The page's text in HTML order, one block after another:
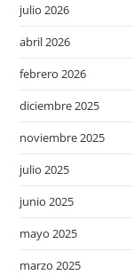
julio 2026
abril 2026
febrero 2026
diciembre 2025
noviembre 2025
julio 2025
junio 2025
mayo 2025
marzo 2025